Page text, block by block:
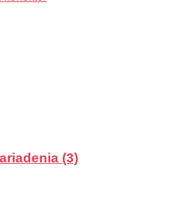
(3)